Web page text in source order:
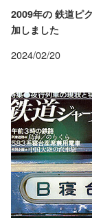
2009年の 鉄道ピ
加しました
2024/02/20